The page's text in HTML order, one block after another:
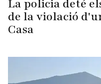
La policia deté
de la violació
Casa